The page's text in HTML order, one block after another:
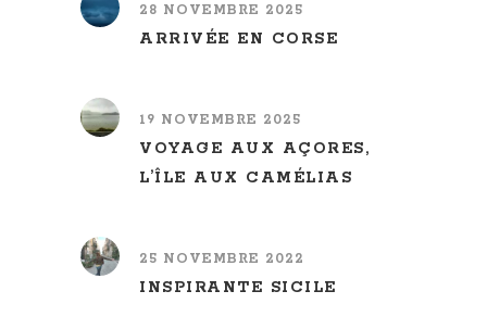
28 NOVEMBRE 2025
ARRIVÉE EN CORSE
19 NOVEMBRE 2025
VOYAGE AUX AÇORES,
L’ÎLE AUX CAMÉLIAS
25 NOVEMBRE 2022
INSPIRANTE SICILE